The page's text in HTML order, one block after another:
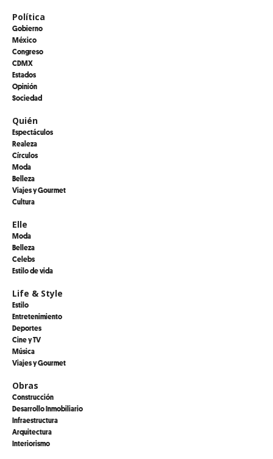
Política
Gobierno
México
Congreso
CDMX
Estados
Opinión
Sociedad
Quién
Espectáculos
Realeza
Círculos
Moda
Belleza
Viajes y Gourmet
Cultura
Elle
Moda
Belleza
Celebs
Estilo de vida
Life & Style
Estilo
Entretenimiento
Deportes
Cine y TV
Música
Viajes y Gourmet
Obras
Construcción
Desarrollo Inmobiliario
Infraestructura
Arquitectura
Interiorismo